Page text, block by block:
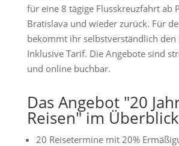
für eine 8 tägige Flusskreuzfahrt ab
Bratislava und wieder zurück. Für
bekommt ihr selbstverständlich den
Inklusive Tarif. Die Angebote sind
und online buchbar.
Das Angebot "20
Reisen" im
20 Reisetermine mit 20%